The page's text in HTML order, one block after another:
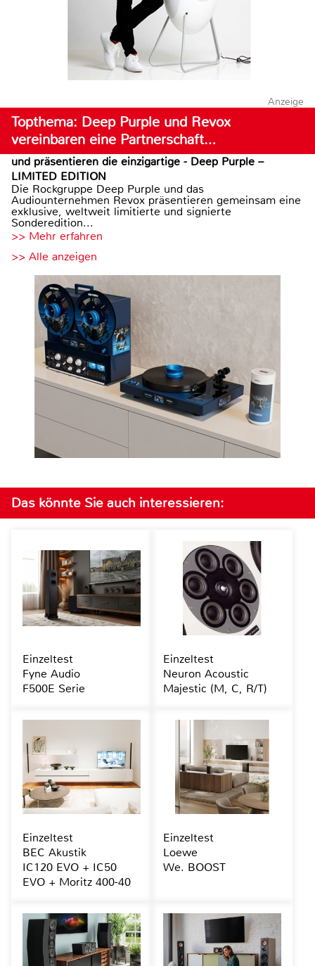
Anzeige
Topthema: Deep Purple und Revox
vereinbaren eine Partnerschaft…
und präsentieren die einzigartige - Deep Purple –
LIMITED EDITION
Die Rockgruppe Deep Purple und das
Audiounternehmen Revox präsentieren gemeinsam eine
exklusive, weltweit limitierte und signierte
Sonderedition...
>> Mehr erfahren
>> Alle anzeigen
Das könnte Sie auch interessieren:
Einzeltest
Fyne Audio
F500E Serie
Einzeltest
Neuron Acoustic
Majestic (M, C, R/T)
Einzeltest
BEC Akustik
IC120 EVO + IC50
EVO + Moritz 400-40
Einzeltest
Loewe
We. BOOST